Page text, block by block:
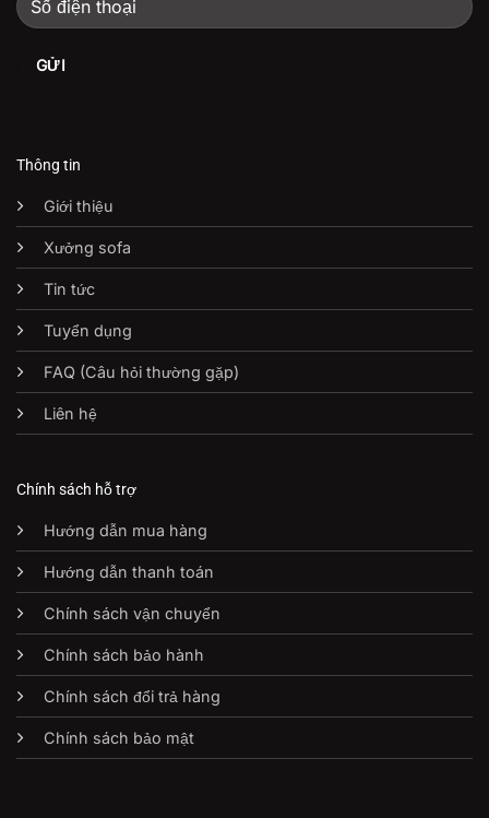
Thông tin
Giới thiệu
Xưởng sofa
Tin tức
Tuyển dụng
FAQ (Câu hỏi thường gặp)
Liên hệ
Chính sách hỗ trợ
Hướng dẫn mua hàng
Hướng dẫn thanh toán
Chính sách vận chuyển
Chính sách bảo hành
Chính sách đổi trả hàng
Chính sách bảo mật